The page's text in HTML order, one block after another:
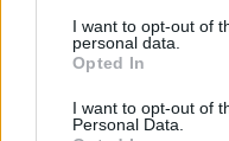
I want to opt-out of
personal data.
Opted In
I want to opt-out of
Personal Data.